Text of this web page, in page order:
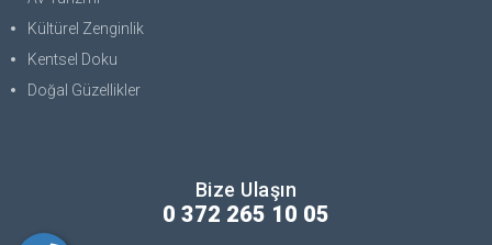
Kültürel Zenginlik
Kentsel Doku
Doğal Güzellikler
Bize Ulaşın
0 372 265 10 05